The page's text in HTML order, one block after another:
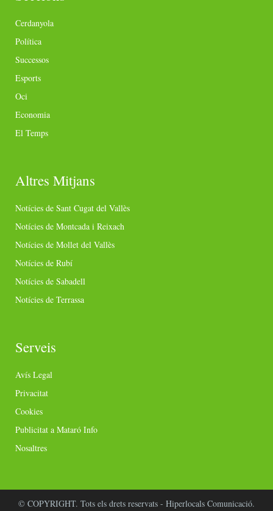
Cerdanyola
Política
Successos
Esports
Oci
Economia
El Temps
Altres Mitjans
Notícies de Sant Cugat del Vallès
Notícies de Montcada i Reixach
Notícies de Mollet del Vallès
Notícies de Rubí
Notícies de Sabadell
Notícies de Terrassa
Serveis
Avís Legal
Privacitat
Cookies
Publicitat a Mataró Info
Nosaltres
© COPYRIGHT. Tots els drets reservats - Hiperlocals Comunicació.